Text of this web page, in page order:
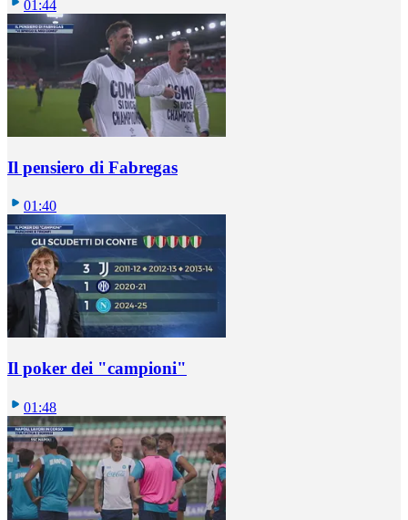
01:44
Il pensiero di Fabregas
01:40
Il poker dei "campioni"
01:48